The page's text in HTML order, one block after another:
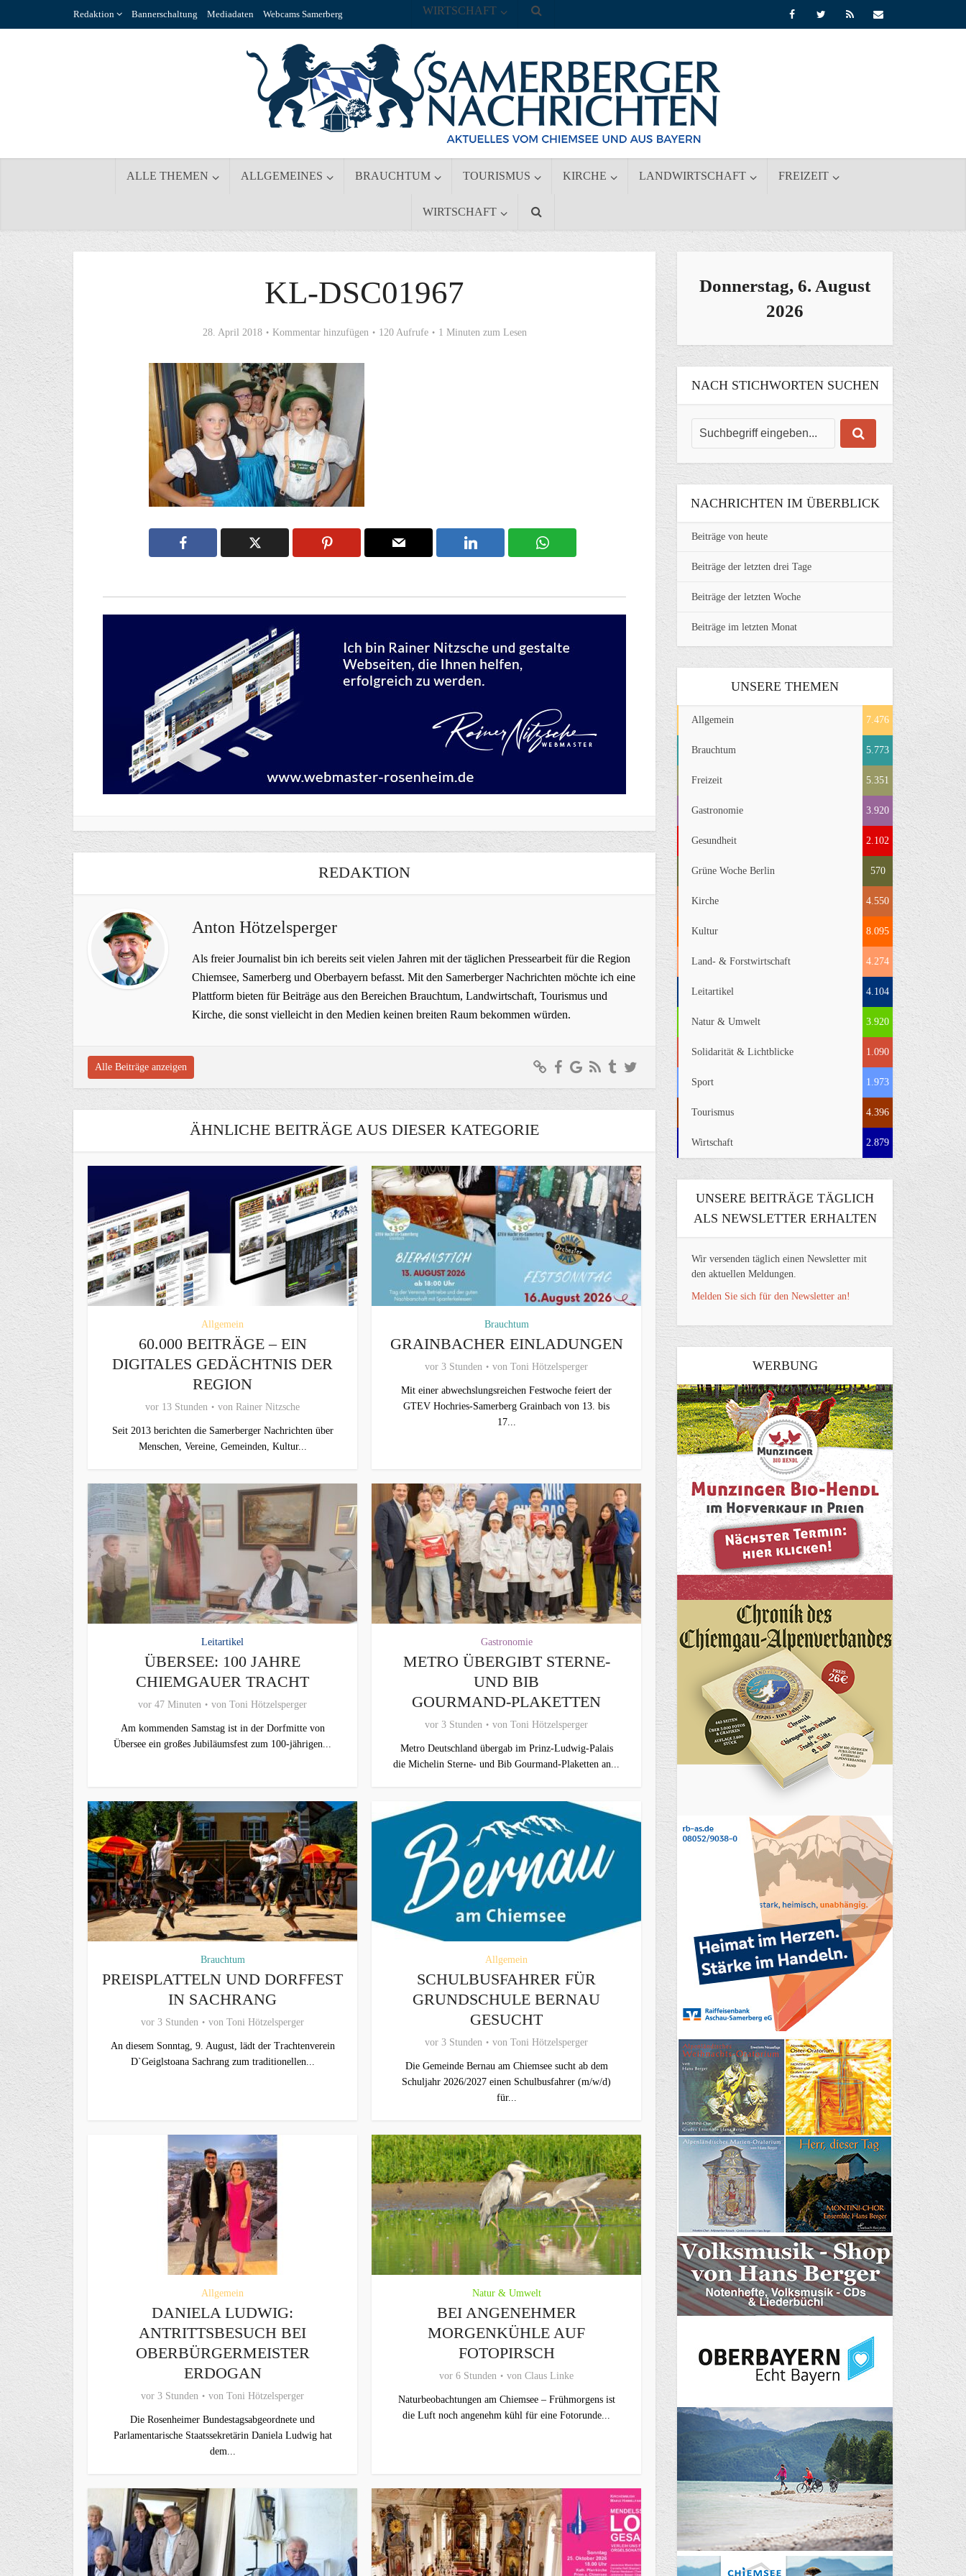
Redaktion Bannerschaltung Mediadaten Webcams Samerberg
ALLE THEMEN ALLGEMEINES BRAUCHTUM TOURISMUS KIRCHE LANDWIRTSCHAFT FREIZEIT
WIRTSCHAFT
WIRTSCHAFT
KL-DSC01967
28. April 2018 Kommentar hinzufügen 120 Aufrufe 1 Minuten zum Lesen
REDAKTION
Anton Hötzelsperger
Als freier Journalist bin ich bereits seit vielen Jahren mit der täglichen Pressearbeit für die Region
Chiemsee, Samerberg und Oberbayern befasst. Mit den Samerberger Nachrichten möchte ich eine
Plattform bieten für Beiträge aus den Bereichen Brauchtum, Landwirtschaft, Tourismus und
Kirche, die sonst vielleicht in den Medien keinen breiten Raum bekommen würden.
Alle Beiträge anzeigen
ÄHNLICHE BEITRÄGE AUS DIESER KATEGORIE
Allgemein
60.000 BEITRÄGE – EIN
DIGITALES GEDÄCHTNIS DER
REGION
vor 13 Stunden von Rainer Nitzsche
Seit 2013 berichten die Samerberger Nachrichten über
Menschen, Vereine, Gemeinden, Kultur...
Brauchtum
GRAINBACHER EINLADUNGEN
vor 3 Stunden von Toni Hötzelsperger
Mit einer abwechslungsreichen Festwoche feiert der
GTEV Hochries-Samerberg Grainbach von 13. bis
17...
Leitartikel
ÜBERSEE: 100 JAHRE
CHIEMGAUER TRACHT
vor 47 Minuten von Toni Hötzelsperger
Am kommenden Samstag ist in der Dorfmitte von
Übersee ein großes Jubiläumsfest zum 100-jährigen...
Gastronomie
METRO ÜBERGIBT STERNE-
UND BIB
GOURMAND‑PLAKETTEN
vor 3 Stunden von Toni Hötzelsperger
Metro Deutschland übergab im Prinz-Ludwig-Palais
die Michelin Sterne- und Bib Gourmand-Plaketten an...
Brauchtum
PREISPLATTELN UND DORFFEST
IN SACHRANG
vor 3 Stunden von Toni Hötzelsperger
An diesem Sonntag, 9. August, lädt der Trachtenverein
D`Geiglstoana Sachrang zum traditionellen...
Allgemein
SCHULBUSFAHRER FÜR
GRUNDSCHULE BERNAU
GESUCHT
vor 3 Stunden von Toni Hötzelsperger
Die Gemeinde Bernau am Chiemsee sucht ab dem
Schuljahr 2026/2027 einen Schulbusfahrer (m/w/d)
für...
Allgemein
DANIELA LUDWIG:
ANTRITTSBESUCH BEI
OBERBÜRGERMEISTER
ERDOGAN
vor 3 Stunden von Toni Hötzelsperger
Die Rosenheimer Bundestagsabgeordnete und
Parlamentarische Staatssekretärin Daniela Ludwig hat
dem...
Natur & Umwelt
BEI ANGENEHMER
MORGENKÜHLE AUF
FOTOPIRSCH
vor 6 Stunden von Claus Linke
Naturbeobachtungen am Chiemsee – Frühmorgens ist
die Luft noch angenehm kühl für eine Fotorunde...
Donnerstag, 6. August
2026
NACH STICHWORTEN SUCHEN
NACHRICHTEN IM ÜBERBLICK
Beiträge von heute
Beiträge der letzten drei Tage
Beiträge der letzten Woche
Beiträge im letzten Monat
UNSERE THEMEN
Allgemein 7.476
Brauchtum 5.773
Freizeit 5.351
Gastronomie 3.920
Gesundheit 2.102
Grüne Woche Berlin 570
Kirche 4.550
Kultur 8.095
Land- & Forstwirtschaft 4.274
Leitartikel 4.104
Natur & Umwelt 3.920
Solidarität & Lichtblicke 1.090
Sport 1.973
Tourismus 4.396
Wirtschaft 2.879
UNSERE BEITRÄGE TÄGLICH
ALS NEWSLETTER ERHALTEN
Wir versenden täglich einen Newsletter mit
den aktuellen Meldungen.
Melden Sie sich für den Newsletter an!
WERBUNG